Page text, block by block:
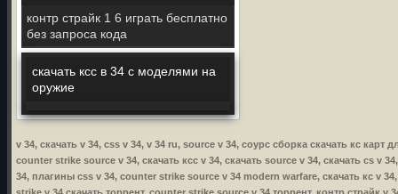
контр страйк 1 6 играть бесплатно
без запроса кода
скачать ксс в 34 с моделями на
оружие
v 34, скачать v 34, css v 34, v 34 ru, source v 34, соурс сборка скачать кс карт
counter strike source v 34, скачать ксс v 34, скачать source v 34, скачать cs v
34, плагины css v 34, counter strike source v 34 modern warfare, скачать кс v